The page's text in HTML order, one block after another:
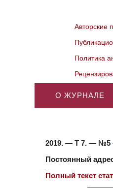
Авторские
Политика
О ЖУРНАЛЕ
2019. — Т 7. — №5
Постоянный
Полный текст